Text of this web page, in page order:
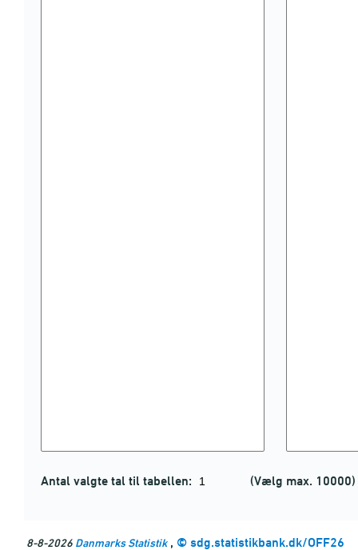
Antal valgte tal til tabellen: (Vælg max. 10000)
8-8-2026 Danmarks Statistik, © sdg.statistikbank.dk/OFF26